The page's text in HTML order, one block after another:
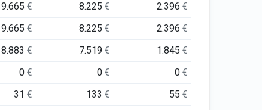
9.665€ 8.225€ 2.396€
9.665€ 8.225€ 2.396€
8.883€ 7.519€ 1.845€
0€ 0€ 0€
31€ 133€ 55€